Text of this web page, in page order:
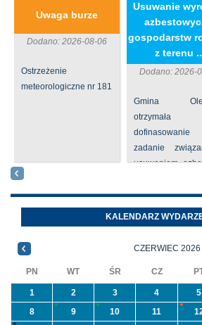
Uwaga burze
Dodano: 2026-08-06
Ostrzeżenie
meteorologiczne nr 181
​Usuwanie
gospodarstw
z terenu
Dodano: 2026-
Gmina
otrzymała
zadanie
usuwaniem
azbest w
programu
priorytetowego
KALENDARZ
CZERWIEC 2026
PN WT ŚR CZ
1 2 3 4 5
8
9 10 11